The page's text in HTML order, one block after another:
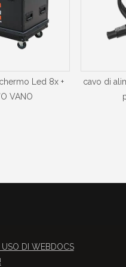
Led 8x +
VANO
cavo di
USO DI WEBDOCS